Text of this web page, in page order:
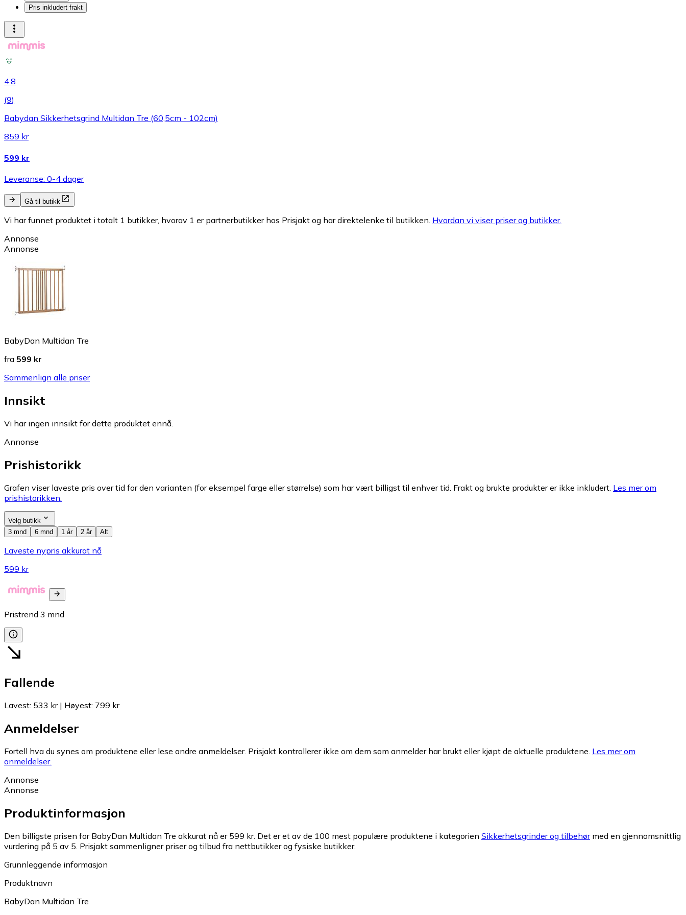
Pris inkludert frakt
4.8
(9)
Babydan Sikkerhetsgrind Multidan Tre (60,5cm - 102cm)
859 kr
599 kr
Leveranse: 0-4 dager
Gå til butikk
Vi har funnet produktet i totalt 1 butikker, hvorav 1 er partnerbutikker hos Prisjakt og har direktelenke til butikken. Hvordan vi viser priser og butikker.
Annonse
Annonse
BabyDan Multidan Tre
fra 599 kr
Sammenlign alle priser
Innsikt
Vi har ingen innsikt for dette produktet ennå.
Annonse
Prishistorikk
Grafen viser laveste pris over tid for den varianten (for eksempel farge eller størrelse) som har vært billigst til enhver tid. Frakt og brukte produkter er ikke inkludert. Les mer om
prishistorikken.
Velg butikk
3 mnd
6 mnd 1 år 2 år Alt
Laveste nypris akkurat nå
599 kr
Pristrend 3 mnd
Fallende
Lavest: 533 kr| Høyest: 799 kr
Anmeldelser
Fortell hva du synes om produktene eller lese andre anmeldelser. Prisjakt kontrollerer ikke om dem som anmelder har brukt eller kjøpt de aktuelle produktene. Les mer om
anmeldelser.
Annonse
Annonse
Produktinformasjon
Den billigste prisen for BabyDan Multidan Tre akkurat nå er 599 kr. Det er et av de 100 mest populære produktene i kategorien Sikkerhetsgrinder og tilbehørmed en gjennomsnittlig
vurdering på 5 av 5. Prisjakt sammenligner priser og tilbud fra nettbutikker og fysiske butikker.
Grunnleggende informasjon
Produktnavn
BabyDan Multidan Tre